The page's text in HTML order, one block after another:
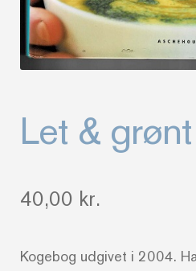
Let & grønt
40,00 kr.
Kogebog udgivet i 2004.